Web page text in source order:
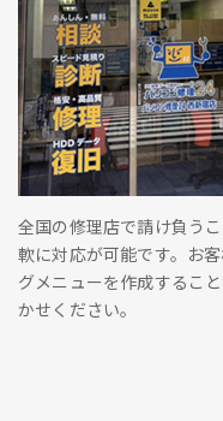
全国の修理店で請け負う
軟に対応が可能です。お
グメニューを作成するこ
かせください。